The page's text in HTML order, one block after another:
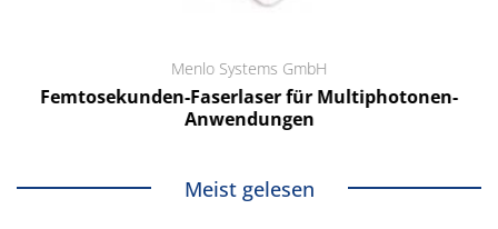
Menlo Systems GmbH
Femtosekunden-Faserlaser für Multiphotonen-
Anwendungen
Meist gelesen